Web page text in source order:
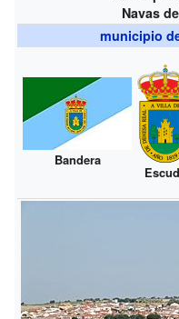
Navas
municipio
Bandera